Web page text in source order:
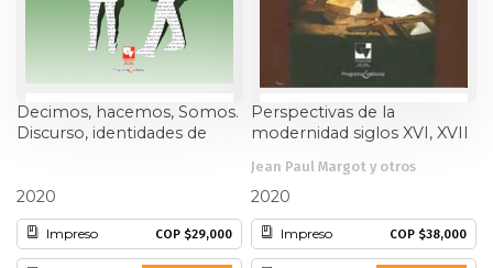
Decimos, hacemos, Somos.
Discurso, identidades de
2020
Impreso COP $29,000
Perspectivas de la
modernidad siglos XVI, XVII
Jean Paul Margot y otros
2020
Impreso COP $38,000